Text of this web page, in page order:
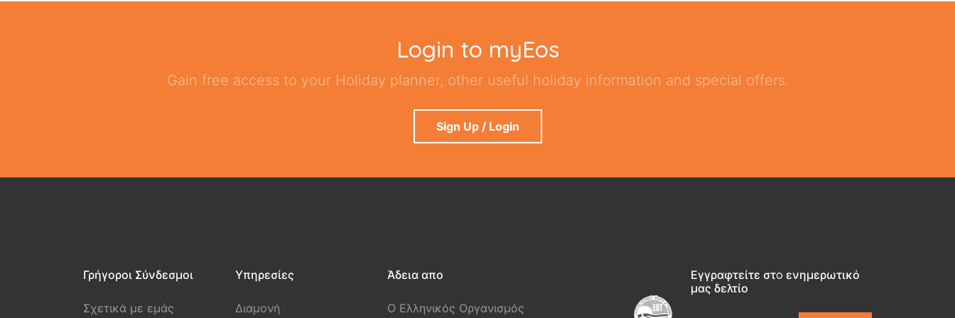
Login to myEos
Gain free access to your Holiday planner, other useful holiday information and special offers.
Sign Up / Login
Γρήγοροι Σύνδεσμοι
Σχετικά με εμάς
Υπηρεσίες
Διαμονή
Άδεια απο
Ο Ελληνικός Οργανισμός
Εγγραφτείτε στo ενημερωτικό
μας δελτίο